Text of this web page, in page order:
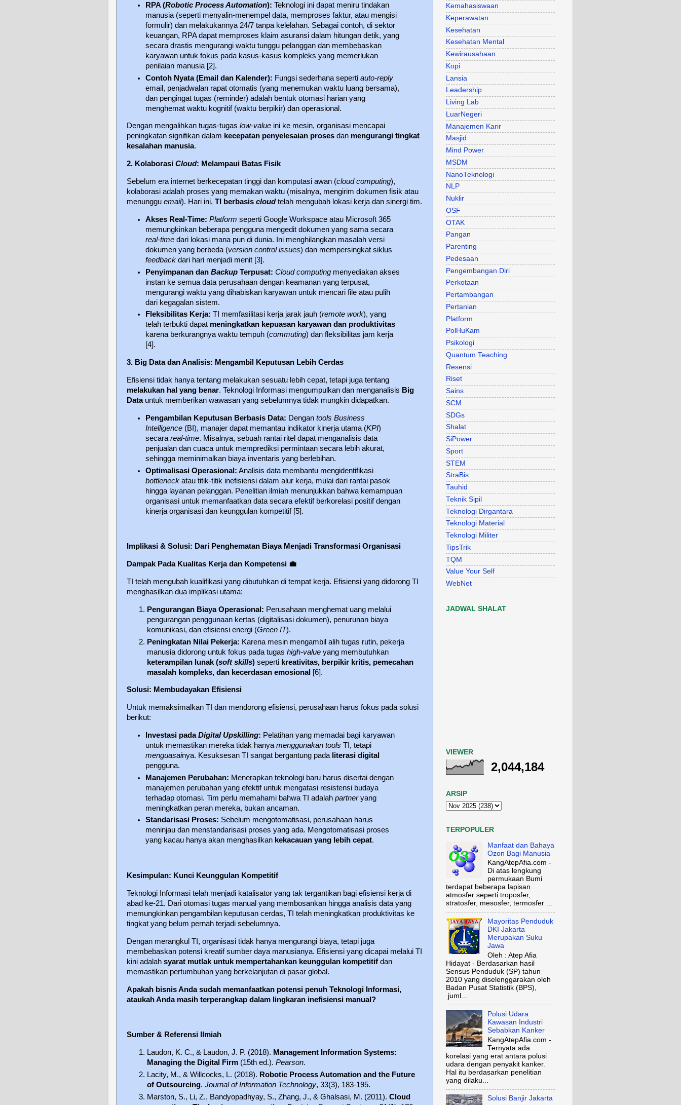
RPA (Robotic Process Automation): Teknologi ini dapat meniru tindakan
manusia (seperti menyalin-menempel data, memproses faktur, atau mengisi
formulir) dan melakukannya 24/7 tanpa kelelahan. Sebagai contoh, di sektor
keuangan, RPA dapat memproses klaim asuransi dalam hitungan detik, yang
secara drastis mengurangi waktu tunggu pelanggan dan membebaskan
karyawan untuk fokus pada kasus-kasus kompleks yang memerlukan
penilaian manusia [2].
Contoh Nyata (Email dan Kalender): Fungsi sederhana sepertiauto-reply
email, penjadwalan rapat otomatis (yang menemukan waktu luang bersama),
dan pengingat tugas (reminder) adalah bentuk otomasi harian yang
menghemat waktu kognitif (waktu berpikir) dan operasional.
Dengan mengalihkan tugas-tugas low-value ini ke mesin, organisasi mencapai
peningkatan signifikan dalam kecepatan penyelesaian proses dan mengurangi tingkat
kesalahan manusia.
2. Kolaborasi Cloud: Melampaui Batas Fisik
Sebelum era internet berkecepatan tinggi dan komputasi awan (cloud computing),
kolaborasi adalah proses yang memakan waktu (misalnya, mengirim dokumen fisik atau
menunggu email). Hari ini, TI berbasis cloudtelah mengubah lokasi kerja dan sinergi tim.
Akses Real-Time: Platform seperti Google Workspace atau Microsoft 365
memungkinkan beberapa pengguna mengedit dokumen yang sama secara
real-time dari lokasi mana pun di dunia. Ini menghilangkan masalah versi
dokumen yang berbeda (version control issues) dan mempersingkat siklus
feedback dari hari menjadi menit [3].
Penyimpanan danBackup Terpusat: Cloud computing menyediakan akses
instan ke semua data perusahaan dengan keamanan yang terpusat,
mengurangi waktu yang dihabiskan karyawan untuk mencari file atau pulih
dari kegagalan sistem.
Fleksibilitas Kerja: TI memfasilitasi kerja jarak jauh (remote work), yang
telah terbukti dapat meningkatkan kepuasan karyawan dan produktivitas
karena berkurangnya waktu tempuh (commuting) dan fleksibilitas jam kerja
[4].
3. Big Data dan Analisis: Mengambil Keputusan Lebih Cerdas
Efisiensi tidak hanya tentang melakukan sesuatu lebih cepat, tetapi juga tentang
melakukan hal yang benar. Teknologi Informasi mengumpulkan dan menganalisis Big
Datauntuk memberikan wawasan yang sebelumnya tidak mungkin didapatkan.
Pengambilan Keputusan Berbasis Data: Dengantools Business
Intelligence (BI), manajer dapat memantau indikator kinerja utama (KPI)
secarareal-time. Misalnya, sebuah rantai ritel dapat menganalisis data
penjualan dan cuaca untuk memprediksi permintaan secara lebih akurat,
sehingga meminimalkan biaya inventaris yang berlebihan.
Optimalisasi Operasional: Analisis data membantu mengidentifikasi
bottleneck atau titik-titik inefisiensi dalam alur kerja, mulai dari rantai pasok
hingga layanan pelanggan. Penelitian ilmiah menunjukkan bahwa kemampuan
organisasi untuk memanfaatkan data secara efektif berkorelasi positif dengan
kinerja organisasi dan keunggulan kompetitif [5].
Implikasi & Solusi: Dari Penghematan Biaya Menjadi Transformasi Organisasi
Dampak Pada Kualitas Kerja dan Kompetensi 💼
TI telah mengubah kualifikasi yang dibutuhkan di tempat kerja. Efisiensi yang didorong TI
menghasilkan dua implikasi utama:
Pengurangan Biaya Operasional: Perusahaan menghemat uang melalui
pengurangan penggunaan kertas (digitalisasi dokumen), penurunan biaya
komunikasi, dan efisiensi energi (Green IT).
Peningkatan Nilai Pekerja: Karena mesin mengambil alih tugas rutin, pekerja
manusia didorong untuk fokus pada tugas high-value yang membutuhkan
keterampilan lunak (soft skills) seperti kreativitas, berpikir kritis, pemecahan
masalah kompleks, dan kecerdasan emosional [6].
Solusi: Membudayakan Efisiensi
Untuk memaksimalkan TI dan mendorong efisiensi, perusahaan harus fokus pada solusi
berikut:
Investasi padaDigital Upskilling: Pelatihan yang memadai bagi karyawan
untuk memastikan mereka tidak hanyamenggunakan tools TI, tetapi
menguasainya. Kesuksesan TI sangat bergantung pada literasi digital
pengguna.
Manajemen Perubahan: Menerapkan teknologi baru harus disertai dengan
manajemen perubahan yang efektif untuk mengatasi resistensi budaya
terhadap otomasi. Tim perlu memahami bahwa TI adalahpartneryang
meningkatkan peran mereka, bukan ancaman.
Standarisasi Proses: Sebelum mengotomatisasi, perusahaan harus
meninjau dan menstandarisasi proses yang ada. Mengotomatisasi proses
yang kacau hanya akan menghasilkan kekacauan yang lebih cepat.
Kesimpulan: Kunci Keunggulan Kompetitif
Teknologi Informasi telah menjadi katalisator yang tak tergantikan bagi efisiensi kerja di
abad ke-21. Dari otomasi tugas manual yang membosankan hingga analisis data yang
memungkinkan pengambilan keputusan cerdas, TI telah meningkatkan produktivitas ke
tingkat yang belum pernah terjadi sebelumnya.
Dengan merangkul TI, organisasi tidak hanya mengurangi biaya, tetapi juga
membebaskan potensi kreatif sumber daya manusianya. Efisiensi yang dicapai melalui TI
kini adalah syarat mutlak untuk mempertahankan keunggulan kompetitif dan
memastikan pertumbuhan yang berkelanjutan di pasar global.
Apakah bisnis Anda sudah memanfaatkan potensi penuh Teknologi Informasi,
ataukah Anda masih terperangkap dalam lingkaran inefisiensi manual?
Sumber & Referensi Ilmiah
Laudon, K. C., & Laudon, J. P. (2018). Management Information Systems:
Managing the Digital Firm (15th ed.). Pearson.
Lacity, M., & Willcocks, L. (2018). Robotic Process Automation and the Future
of Outsourcing. Journal of Information Technology, 33(3), 183-195.
Marston, S., Li, Z., Bandyopadhyay, S., Zhang, J., & Ghalsasi, M. (2011). Cloud
Kemahasiswaan
Keperawatan
Kesehatan
Kesehatan Mental
Kewirausahaan
Kopi
Lansia
Leadership
Living Lab
LuarNegeri
Manajemen Karir
Masjid
Mind Power
MSDM
NanoTeknologi
NLP
Nuklir
OSF
OTAK
Pangan
Parenting
Pedesaan
Pengembangan Diri
Perkotaan
Pertambangan
Pertanian
Platform
PolHuKam
Psikologi
Quantum Teaching
Resensi
Riset
Sains
SCM
SDGs
Shalat
SiPower
Sport
STEM
StraBis
Tauhid
Teknik Sipil
Teknologi Dirgantara
Teknologi Material
Teknologi Militer
TipsTrik
TQM
Value Your Self
WebNet
JADWAL SHALAT
VIEWER
2,044,184
ARSIP
TERPOPULER
Manfaat dan Bahaya
Ozon Bagi Manusia
KangAtepAfia.com -
Di atas lengkung
permukaan Bumi
terdapat beberapa lapisan
atmosfer seperti troposfer,
stratosfer, mesosfer, termosfer ...
Mayoritas Penduduk
DKI Jakarta
Merupakan Suku
Jawa
Oleh : Atep Afia
Hidayat - Berdasarkan hasil
Sensus Penduduk (SP) tahun
2010 yang diselenggarakan oleh
Badan Pusat Statistik (BPS),
juml...
Polusi Udara
Kawasan Industri
Sebabkan Kanker
KangAtepAfia.com -
Ternyata ada
korelasi yang erat antara polusi
udara dengan penyakit kanker.
Hal itu berdasarkan penelitian
yang dilaku...
Solusi Banjir Jakarta